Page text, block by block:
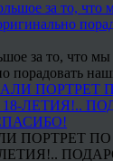
за то, что
порадовать
ПОРТРЕТ